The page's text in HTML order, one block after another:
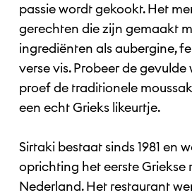
passie wordt gekookt. Het
gerechten die zijn gemaakt
ingrediënten als aubergine,
verse vis. Probeer de
proef de traditionele
een echt Grieks likeurtje.
Sirtaki bestaat sinds 1981 en
oprichting het eerste Griekse
Nederland. Het restaurant